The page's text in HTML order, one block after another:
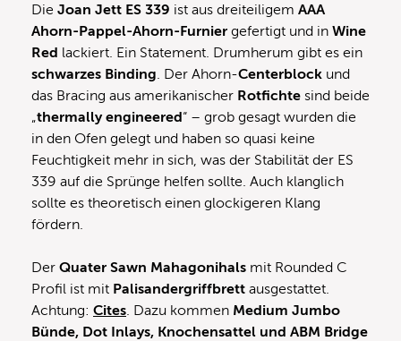
Die Joan Jett ES 339 ist aus dreiteiligem AAA
Ahorn-Pappel-Ahorn-Furnier gefertigt und in Wine
Red lackiert. Ein Statement. Drumherum gibt es ein
schwarzes Binding. Der Ahorn-Centerblock und
das Bracing aus amerikanischer Rotfichte sind beide
„thermally engineered“ – grob gesagt wurden die
in den Ofen gelegt und haben so quasi keine
Feuchtigkeit mehr in sich, was der Stabilität der ES
339 auf die Sprünge helfen sollte. Auch klanglich
sollte es theoretisch einen glockigeren Klang
fördern.
Der Quater Sawn Mahagonihals mit Rounded C
Profil ist mit Palisandergriffbrett ausgestattet.
Achtung: Cites. Dazu kommen Medium Jumbo
Bünde, Dot Inlays, Knochensattel und ABM Bridge